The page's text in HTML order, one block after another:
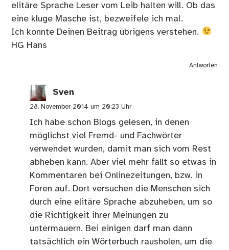
elitäre Sprache Leser vom Leib halten will. Ob das
eine kluge Masche ist, bezweifele ich mal.
Ich konnte Deinen Beitrag übrigens verstehen.
HG Hans
Antworten
Sven
28. November 2014 um 20:23 Uhr
Ich habe schon Blogs gelesen, in denen
möglichst viel Fremd- und Fachwörter
verwendet wurden, damit man sich vom Rest
abheben kann. Aber viel mehr fällt so etwas in
Kommentaren bei Onlinezeitungen, bzw. in
Foren auf. Dort versuchen die Menschen sich
durch eine elitäre Sprache abzuheben, um so
die Richtigkeit ihrer Meinungen zu
untermauern. Bei einigen darf man dann
tatsächlich ein Wörterbuch rausholen, um die